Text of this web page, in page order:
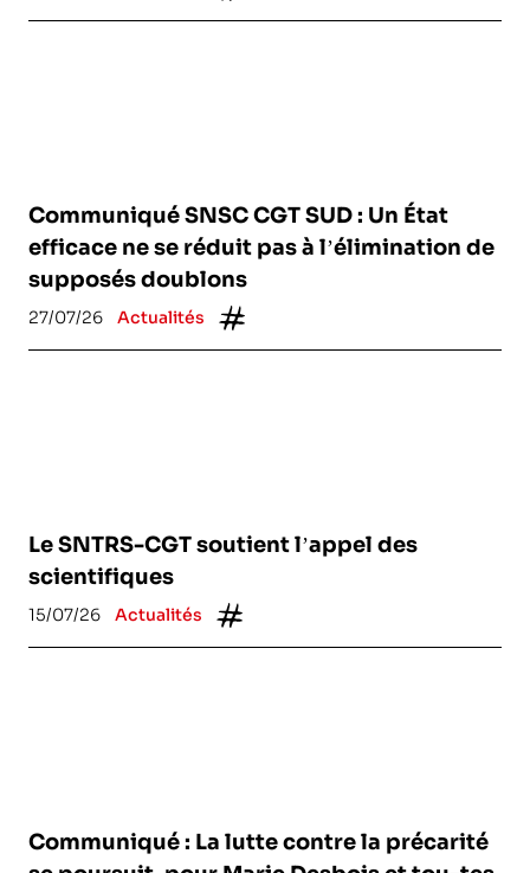
Communiqué SNSC CGT SUD : Un État
efficace ne se réduit pas à l’élimination de
supposés doublons
27/07/26 Actualités
Le SNTRS-CGT soutient l’appel des
scientifiques
15/07/26 Actualités
Communiqué : La lutte contre la précarité